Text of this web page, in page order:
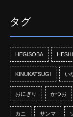
タグ
HEGISOBA
KINUKATSUGI い
おにぎり かつお
カニ サンマ